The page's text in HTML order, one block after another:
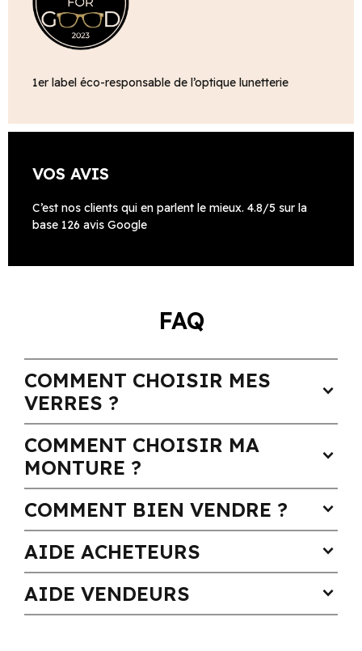
1er label éco-responsable de l’optique lunetterie
VOS AVIS
C’est nos clients qui en parlent le mieux. 4.8/5 sur la
base 126 avis Google
FAQ
COMMENT CHOISIR MES
VERRES ?
expand_more
COMMENT CHOISIR MA
MONTURE ?
expand_more
COMMENT BIEN VENDRE ? expand_more
AIDE ACHETEURS expand_more
AIDE VENDEURS expand_more